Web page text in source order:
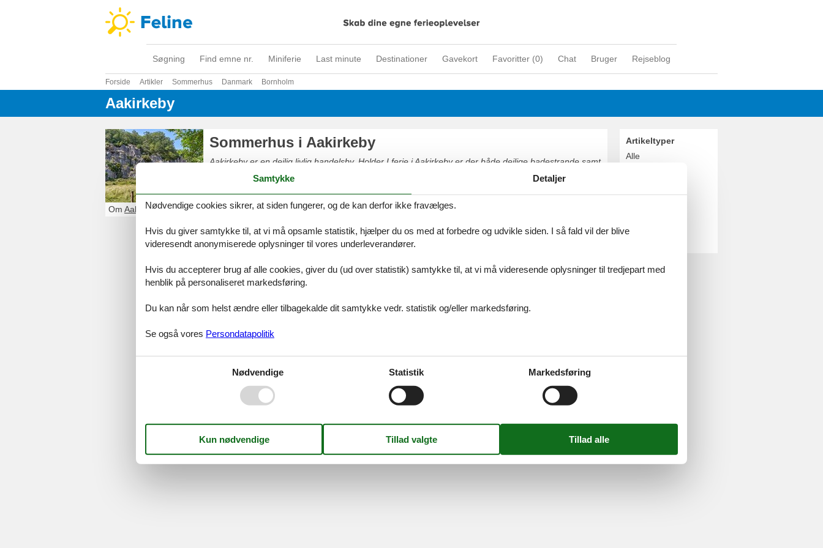
Søgning Find emne nr. Miniferie Last minute Destinationer Gavekort Favoritter (0) Chat Bruger Rejseblog
Forside Artikler Sommerhus Danmark Bornholm
Aakirkeby
Sommerhus i Aakirkeby
Aakirkeby er en dejlig livlig handelsby. Holder I ferie i Aakirkeby er der både dejlige badestrande samt
et stort udbud af interessante seværdigheder og spændende attraktioner indenfor rækkevidde i den
unikke Bornholmske natur.
Om Aakirkeby
Artikeltyper
Alle
Bornholm
Tilbudsmail
Cookies
Om os
©Feline Holidays-Feline Holidays A/S-Nygade 8B, 2.th -DK-7400 Herning-Danmark -Tlf: (+45) 8724 2251-Email:info@feline.dk
Momsnr.: DK26347688
Følg os
Samtykke Detaljer
Nødvendige cookies sikrer, at siden fungerer, og de kan derfor ikke fravælges.
Hvis du giver samtykke til, at vi må opsamle statistik, hjælper du os med at forbedre og udvikle siden. I så fald vil der blive
videresendt anonymiserede oplysninger til vores underleverandører.
Hvis du accepterer brug af alle cookies, giver du (ud over statistik) samtykke til, at vi må videresende oplysninger til tredjepart med
henblik på personaliseret markedsføring.
Du kan når som helst ændre eller tilbagekalde dit samtykke vedr. statistik og/eller markedsføring.
Se også vores Persondatapolitik
Nødvendige Statistik Markedsføring